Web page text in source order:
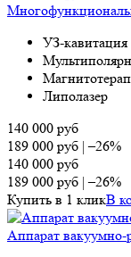
УЗ-кавитация
Липолазер
140 000 руб
189 000 руб |–26%
140 000 руб
189 000 руб |–26%
Купить в 1 кликВ
Аппарат вакуумно-